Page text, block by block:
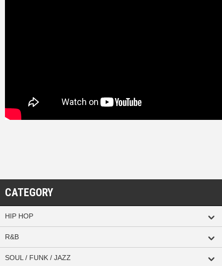
CATEGORY
HIP HOP
R&B
SOUL / FUNK / JAZZ